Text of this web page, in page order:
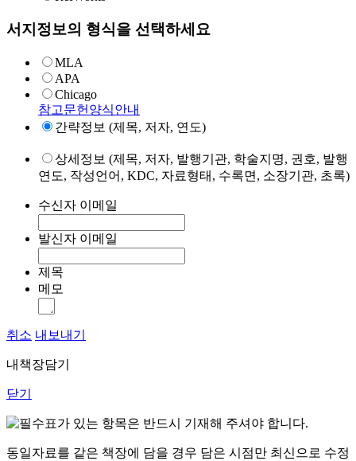
서지정보의 형식을 선택하세요
MLA
APA
Chicago
참고문헌양식안내
간략정보 (제목, 저자, 연도)
상세정보 (제목, 저자, 발행기관, 학술지명, 권호, 발행
연도, 작성언어, KDC, 자료형태, 수록면, 소장기관, 초록)
수신자 이메일
발신자 이메일
제목
메모
취소 내보내기
내책장담기
닫기
표가 있는 항목은 반드시 기재해 주셔야 합니다.
동일자료를 같은 책장에 담을 경우 담은 시점만 최신으로 수정